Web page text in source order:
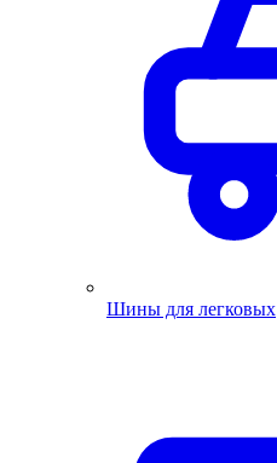
Шины для легковых